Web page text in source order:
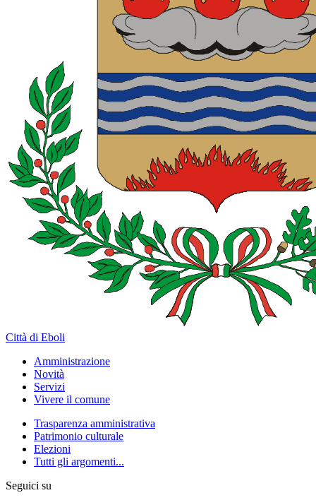
Città di Eboli
Amministrazione
Novità
Servizi
Vivere il comune
Trasparenza amministrativa
Patrimonio culturale
Elezioni
Tutti gli argomenti...
Seguici su